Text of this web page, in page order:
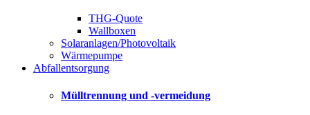
THG-Quote
Wallboxen
Solaranlagen/Photovoltaik
Wärmepumpe
Abfallentsorgung
Mülltrennung und -vermeidung